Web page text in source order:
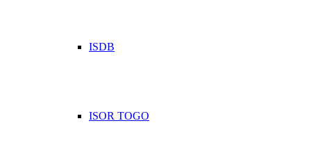
ISDB
ISOR TOGO